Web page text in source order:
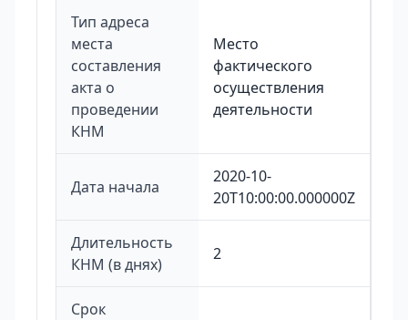
Тип адреса
места
составления
акта о
проведении
КНМ
Место
фактического
осуществления
деятельности
Дата начала
2020-10-
20T10:00:00.000000Z
Длительность
КНМ (в днях)
2
Срок